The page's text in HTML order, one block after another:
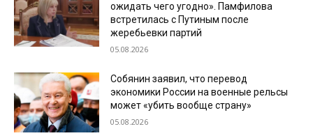
ожидать чего угодно». Памфилова
встретилась с Путиным после
жеребьевки партий
05.08.2026
Собянин заявил, что перевод
экономики России на военные рельсы
может «убить вообще страну»
05.08.2026